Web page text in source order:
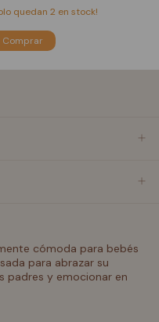
quedan 2 en stock!
Comprar
cómoda para bebés
para abrazar su
padres y emocionar en